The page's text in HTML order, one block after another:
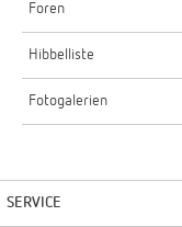
Foren
Hibbelliste
Fotogalerien
SERVICE